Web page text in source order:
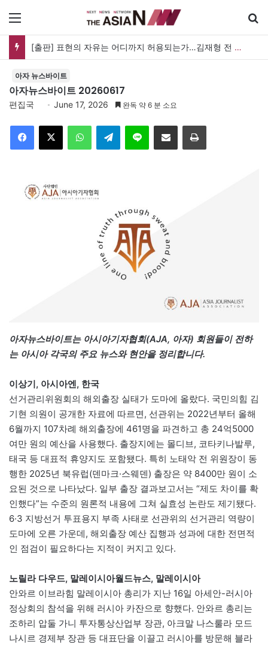
메뉴
[출판] 표현의 자유는 어디까지 허용되는가…김재형 전 대법관 ‘언론과 인격권’
아자 뉴스바이트
아자뉴스바이트 20260617
편집국 June 17, 2026 완독 약 6 분 소요
Facebook
X WhatsAppTelegramLine 이메일 인쇄
아자뉴스바이트는 아시아기자협회(AJA, 아자) 회원들이 전하
는 아시아 각국의 주요 뉴스와 현안을 정리합니다.
이상기, 아시아엔, 한국
선거관리위원회의 해외출장 실태가 도마에 올랐다. 국민의힘 김
기현 의원이 공개한 자료에 따르면, 선관위는 2022년부터 올해
6월까지 107차례 해외출장에 461명을 파견하고 총 24억5000
여만 원의 예산을 사용했다. 출장지에는 몰디브, 코타키나발루,
태국 등 대표적 휴양지도 포함됐다. 특히 노태악 전 위원장이 동
행한 2025년 북유럽(덴마크·스웨덴) 출장은 약 8400만 원이 소
요된 것으로 나타났다. 일부 출장 결과보고서는 “제도 차이를 확
인했다”는 수준의 원론적 내용에 그쳐 실효성 논란도 제기됐다.
6·3 지방선거 투표용지 부족 사태로 선관위의 선거관리 역량이
도마에 오른 가운데, 해외출장 예산 집행과 성과에 대한 전면적
인 점검이 필요하다는 지적이 커지고 있다.
노릴라 다우드, 말레이시아월드뉴스, 말레이시아
안와르 이브라힘 말레이시아 총리가 지난 16일 아세안-러시아
정상회의 참석을 위해 러시아 카잔으로 향했다. 안와르 총리는
조하리 압둘 가니 투자통상산업부 장관, 아크말 나스룰라 모드
나시르 경제부 장관 등 대표단을 이끌고 러시아를 방문해 블라